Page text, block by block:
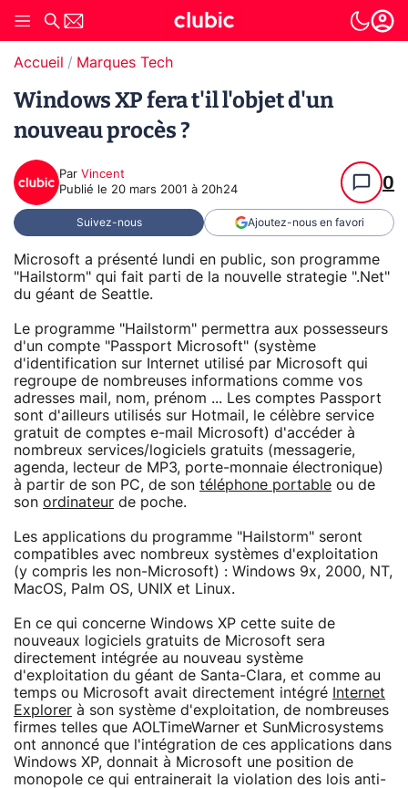
Accueil Marques Tech
Windows XP fera t'il l'objet d'un
nouveau procès ?
Par Vincent
Publié le 20 mars 2001 à 20h24 0
Suivez-nous Ajoutez-nous en favori
Microsoft a présenté lundi en public, son programme
"Hailstorm" qui fait parti de la nouvelle strategie ".Net"
du géant de Seattle.
Le programme "Hailstorm" permettra aux possesseurs
d'un compte "Passport Microsoft" (système
d'identification sur Internet utilisé par Microsoft qui
regroupe de nombreuses informations comme vos
adresses mail, nom, prénom ... Les comptes Passport
sont d'ailleurs utilisés sur Hotmail, le célèbre service
gratuit de comptes e-mail Microsoft) d'accéder à
nombreux services/logiciels gratuits (messagerie,
agenda, lecteur de MP3, porte-monnaie électronique)
à partir de son PC, de son téléphone portable ou de
son ordinateur de poche.
Les applications du programme "Hailstorm" seront
compatibles avec nombreux systèmes d'exploitation
(y compris les non-Microsoft) : Windows 9x, 2000, NT,
MacOS, Palm OS, UNIX et Linux.
En ce qui concerne Windows XP cette suite de
nouveaux logiciels gratuits de Microsoft sera
directement intégrée au nouveau système
d'exploitation du géant de Santa-Clara, et comme au
temps ou Microsoft avait directement intégré
Internet
Explorer à son système d'exploitation, de nombreuses
firmes telles que AOLTimeWarner et SunMicrosystems
ont annoncé que l'intégration de ces applications dans
Windows XP, donnait à Microsoft une position de
monopole ce qui entrainerait la violation des lois anti-